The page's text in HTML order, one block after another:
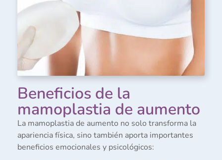
Beneficios de la
mamoplastia de aumento
La mamoplastia de aumento no solo transforma la
apariencia física, sino también aporta importantes
beneficios emocionales y psicológicos: